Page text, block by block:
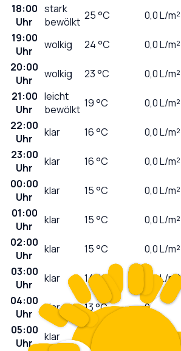
18:00
Uhr
stark
bewölkt 25°C 0,0L/m²
19:00
Uhr
wolkig 24°C 0,0L/m²
20:00
Uhr
wolkig 23°C 0,0L/m²
21:00
Uhr
leicht
bewölkt 19°C 0,0L/m²
22:00
Uhr
klar 16°C 0,0L/m²
23:00
Uhr
klar 16°C 0,0L/m²
00:00
Uhr
klar 15°C 0,0L/m²
01:00
Uhr
klar 15°C 0,0L/m²
02:00
Uhr
klar 15°C 0,0L/m²
03:00
Uhr
klar 14°C 0,0L/m²
04:00
Uhr
klar 13°C 0,0 L/m²
05:00
Uhr
klar 12°C L/m²